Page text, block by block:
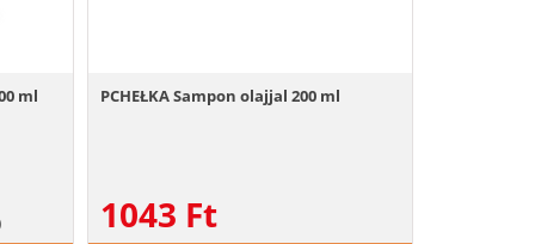
ml PCHEŁKA Sampon olajjal 200 ml
1043 Ft